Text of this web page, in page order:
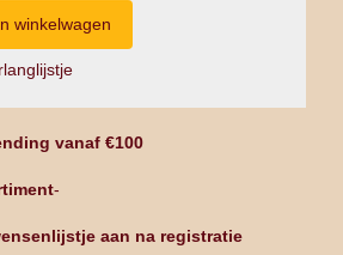
vanaf €100
-
aan na registratie